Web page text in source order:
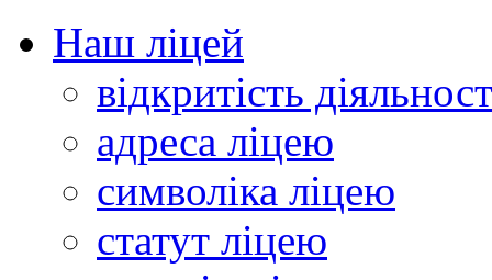
Наш ліцей
відкритість
адреса ліцею
символіка ліцею
статут ліцею